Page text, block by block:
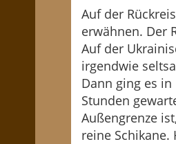
Auf der
erwähnen. Der
Auf der
irgendwie
Dann ging es
Stunden
Außengrenze
reine